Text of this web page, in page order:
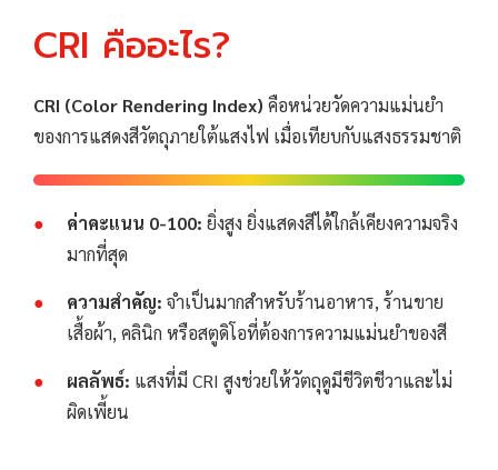
CRI คืออะไร?
CRI (Color Rendering Index) คือหน่วยวัดความแม่นยำ
ของการแสดงสีวัตถุภายใต้แสงไฟ เมื่อเทียบกับแสงธรรมชาติ
ค่าคะแนน 0-100: ยิ่งสูง ยิ่งแสดงสีได้ใกล้เคียงความจริง
มากที่สุด
ความสำคัญ: จำเป็นมากสำหรับร้านอาหาร, ร้านขาย
เสื้อผ้า, คลินิก หรือสตูดิโอที่ต้องการความแม่นยำของสี
ผลลัพธ์: แสงที่มี CRI สูงช่วยให้วัตถุดูมีชีวิตชีวาและไม่
ผิดเพี้ยน